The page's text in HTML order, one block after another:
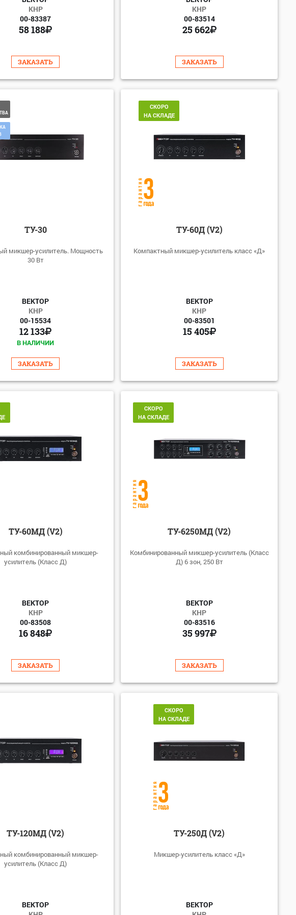
КНР
00-83387
58 188
ЗАКАЗАТЬ
КНР
00-83514
25 662
ЗАКАЗАТЬ
ТУ-30
микшер-усилитель. Мощность
30 Вт
ВЕКТОР
КНР
00-15534
12 133
В НАЛИЧИИ
ЗАКАЗАТЬ
СКОРО
НА СКЛАДЕ
ТУ-60Д (V2)
Компактный микшер-усилитель класс «Д»
ВЕКТОР
КНР
00-83501
15 405
ЗАКАЗАТЬ
ТУ-60МД (V2)
комбинированный микшер-
усилитель (Класс Д)
ВЕКТОР
КНР
00-83508
16 848
ЗАКАЗАТЬ
СКОРО
НА СКЛАДЕ
ТУ-6250МД (V2)
Комбинированный микшер-усилитель (Класс
Д) 6 зон, 250 Вт
ВЕКТОР
КНР
00-83516
35 997
ЗАКАЗАТЬ
ТУ-120МД (V2)
комбинированный микшер-
усилитель (Класс Д)
ВЕКТОР
СКОРО
НА СКЛАДЕ
ТУ-250Д (V2)
Микшер-усилитель класс «Д»
ВЕКТОР